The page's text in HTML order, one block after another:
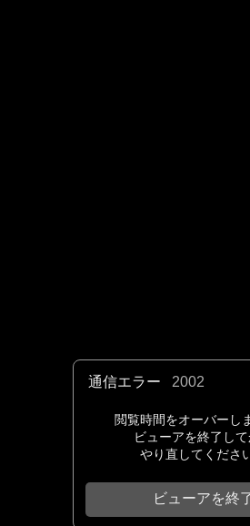
通信エラー 2002
閲覧時間をオーバーし
ビューアを終了して
やり直してくださ
ビューアを終